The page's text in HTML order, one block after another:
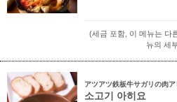
(세금 포함, 이 메뉴는 다
뉴의 세
アツアツ鉄板牛サガリの肉ア
소고기 아히요